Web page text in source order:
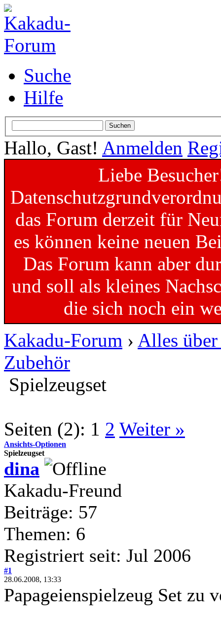
Suche
Hilfe
Hallo, Gast! Anmelden
Liebe
das Forum derzeit für
es können keine neuen
Das Forum kann aber
und soll als kleines
die sich noch ein
Kakadu-Forum › Alles
Zubehör
Spielzeugset
Seiten (2): 1 2 Weiter »
Ansichts-Optionen
Spielzeugset
dina
Kakadu-Freund
Beiträge: 57
Themen: 6
Registriert seit: Jul 2006
#1
28.06.2008, 13:33
Papageienspielzeug Set zu